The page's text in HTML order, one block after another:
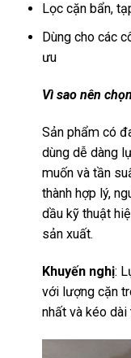
Lọc cặn bẩn,
Dùng cho các
ưu
Vì sao nên
Sản phẩm có
dùng dễ dàng
muốn và tần
thành hợp lý,
dầu kỹ thuật
sản xuất.
Khuyến nghị:
với lượng cặn
nhất và kéo